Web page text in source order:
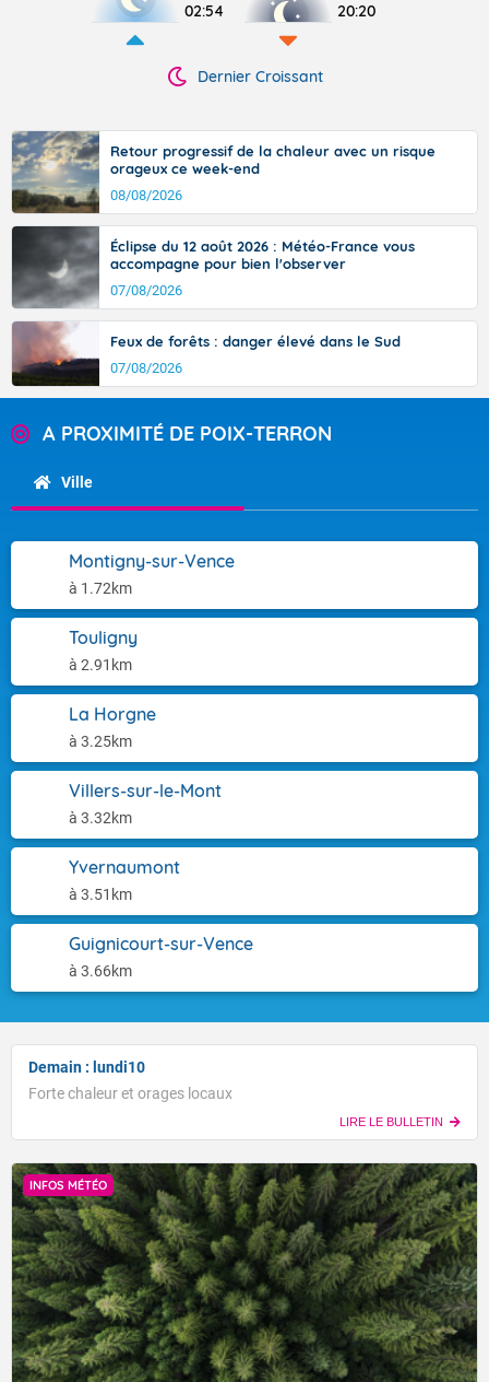
02:54 20:20
Dernier Croissant
Retour progressif de la chaleur avec un risque
orageux ce week-end
08/08/2026
Éclipse du 12 août 2026 : Météo-France vous
accompagne pour bien l'observer
07/08/2026
Feux de forêts : danger élevé dans le Sud
07/08/2026
A PROXIMITÉ DE POIX-TERRON
Ville
Montigny-sur-Vence
à 1.72km
Touligny
à 2.91km
La Horgne
à 3.25km
Villers-sur-le-Mont
à 3.32km
Yvernaumont
à 3.51km
Guignicourt-sur-Vence
à 3.66km
Demain : lundi10
Forte chaleur et orages locaux
LIRE LE BULLETIN
INFOS MÉTÉO